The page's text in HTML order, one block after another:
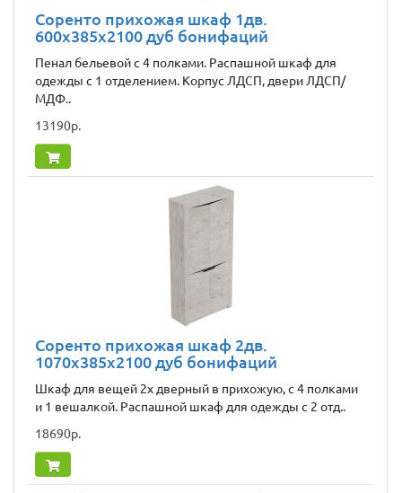
Соренто прихожая шкаф 1дв.
600x385x2100 дуб бонифаций
Пенал бельевой с 4 полками. Распашной шкаф для
одежды с 1 отделением. Корпус ЛДСП, двери ЛДСП/
МДФ..
13190р.
Соренто прихожая шкаф 2дв.
1070x385x2100 дуб бонифаций
Шкаф для вещей 2х дверный в прихожую, с 4 полками
и 1 вешалкой. Распашной шкаф для одежды с 2 отд..
18690р.